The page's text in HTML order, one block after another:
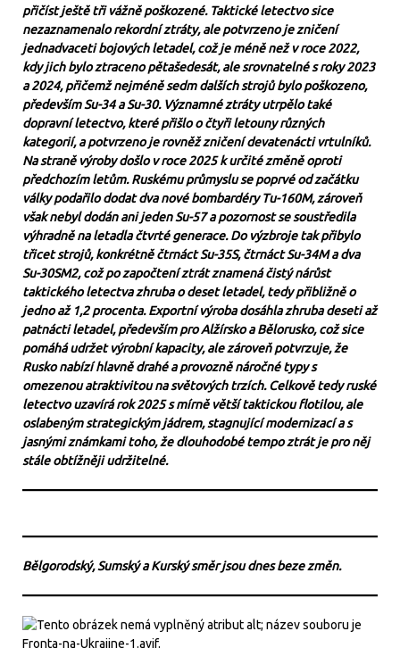
přičíst ještě tři vážně poškozené. Taktické letectvo sice
nezaznamenalo rekordní ztráty, ale potvrzeno je zničení
jednadvaceti bojových letadel, což je méně než v roce 2022,
kdy jich bylo ztraceno pětašedesát, ale srovnatelné s roky 2023
a 2024, přičemž nejméně sedm dalších strojů bylo poškozeno,
především Su-34 a Su-30. Významné ztráty utrpělo také
dopravní letectvo, které přišlo o čtyři letouny různých
kategorií, a potvrzeno je rovněž zničení devatenácti vrtulníků.
Na straně výroby došlo v roce 2025 k určité změně oproti
předchozím letům. Ruskému průmyslu se poprvé od začátku
války podařilo dodat dva nové bombardéry Tu-160M, zároveň
však nebyl dodán ani jeden Su-57 a pozornost se soustředila
výhradně na letadla čtvrté generace. Do výzbroje tak přibylo
třicet strojů, konkrétně čtrnáct Su-35S, čtrnáct Su-34M a dva
Su-30SM2, což po započtení ztrát znamená čistý nárůst
taktického letectva zhruba o deset letadel, tedy přibližně o
jedno až 1,2 procenta. Exportní výroba dosáhla zhruba deseti až
patnácti letadel, především pro Alžírsko a Bělorusko, což sice
pomáhá udržet výrobní kapacity, ale zároveň potvrzuje, že
Rusko nabízí hlavně drahé a provozně náročné typy s
omezenou atraktivitou na světových trzích. Celkově tedy ruské
letectvo uzavírá rok 2025 s mírně větší taktickou flotilou, ale
oslabeným strategickým jádrem, stagnující modernizací a s
jasnými známkami toho, že dlouhodobé tempo ztrát je pro něj
stále obtížněji udržitelné.
Bělgorodský, Sumský a Kurský směr jsou dnes beze změn.